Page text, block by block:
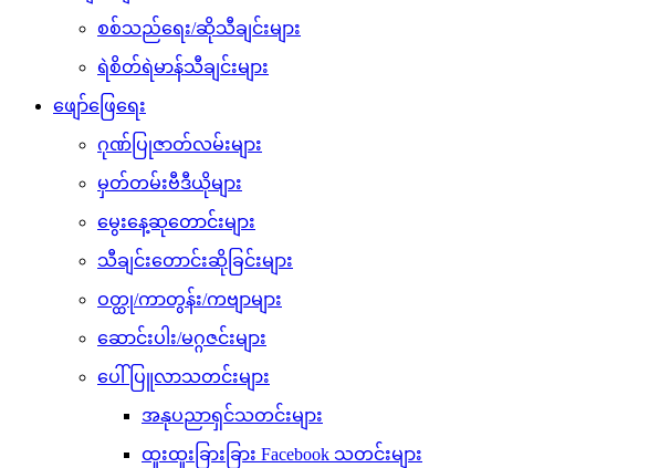
စစ်သည်ရေး/ဆိုသီချင်းများ
ရဲစိတ်ရဲမာန်သီချင်းများ
ဖျော်ဖြေရေး
ဂုဏ်ပြုဇာတ်လမ်းများ
မှတ်တမ်းဗီဒီယိုများ
မွေးနေ့ဆုတောင်းများ
သီချင်းတောင်းဆိုခြင်းများ
ဝတ္ထု/ကာတွန်း/ကဗျာများ
ဆောင်းပါး/မဂ္ဂဇင်းများ
ပေါ်ပြူလာသတင်းများ
အနုပညာရှင်သတင်းများ
ထူးထူးခြားခြား Facebook သတင်းများ